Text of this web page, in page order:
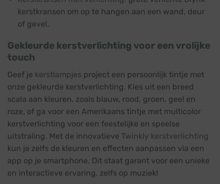
kerstkransen om op te hangen aan een wand, deur
of gevel.
Gekleurde kerstverlichting voor een vrolijke
touch
Geef je kerstlampjes project een persoonlijk tintje met
onze gekleurde kerstverlichting. Kies uit een breed
scala aan kleuren, zoals blauw, rood, groen, geel en
roze, of ga voor een Amerikaans tintje met multicolor
kerstverlichting voor een feestelijke en speelse
uitstraling. Met de innovatieve Twinkly kerstverlichting
kun je zelfs de kleuren en effecten aanpassen via een
app op je smartphone. Dit staat garant voor een unieke
en interactieve ervaring, zelfs op muziek!